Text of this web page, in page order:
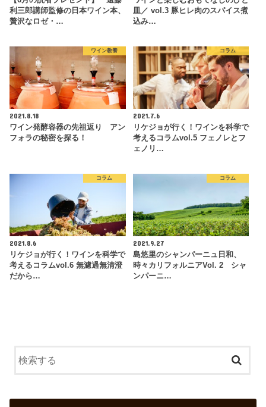
利三郎講師監修の日本ワイン本、
贅沢なロゼ・…
皿／ vol.3 豚ヒレ肉のスパイス煮
込み…
ワイン教養
2021.8.18
ワイン発酵容器の先祖返り アン
フォラの秘密を探る！
コラム
2021.7.6
リケジョが行く！ワインを科学で
考えるコラムvol.5 フェノレとフ
ェノリ…
コラム
2021.8.6
リケジョが行く！ワインを科学で
考えるコラムvol.6 無濾過無清澄
だから…
コラム
2021.9.27
島悠里のシャンパーニュ日和、
時々カリフォルニアVol. 2 シャ
ンパーニ…